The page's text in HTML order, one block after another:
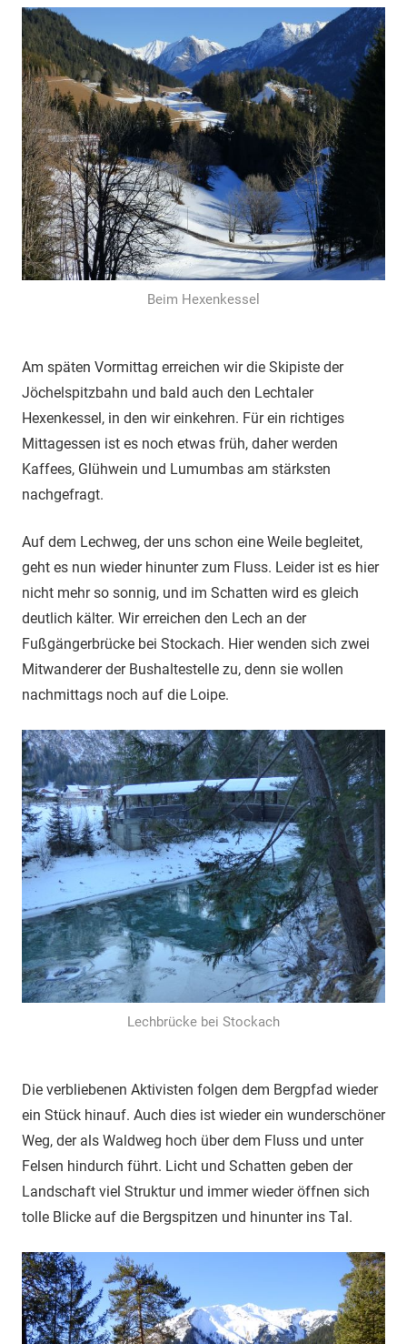
Beim Hexenkessel
Am späten Vormittag erreichen wir die Skipiste der
Jöchelspitzbahn und bald auch den Lechtaler
Hexenkessel, in den wir einkehren. Für ein richtiges
Mittagessen ist es noch etwas früh, daher werden
Kaffees, Glühwein und Lumumbas am stärksten
nachgefragt.
Auf dem Lechweg, der uns schon eine Weile begleitet,
geht es nun wieder hinunter zum Fluss. Leider ist es hier
nicht mehr so sonnig, und im Schatten wird es gleich
deutlich kälter. Wir erreichen den Lech an der
Fußgängerbrücke bei Stockach. Hier wenden sich zwei
Mitwanderer der Bushaltestelle zu, denn sie wollen
nachmittags noch auf die Loipe.
Lechbrücke bei Stockach
Die verbliebenen Aktivisten folgen dem Bergpfad wieder
ein Stück hinauf. Auch dies ist wieder ein wunderschöner
Weg, der als Waldweg hoch über dem Fluss und unter
Felsen hindurch führt. Licht und Schatten geben der
Landschaft viel Struktur und immer wieder öffnen sich
tolle Blicke auf die Bergspitzen und hinunter ins Tal.